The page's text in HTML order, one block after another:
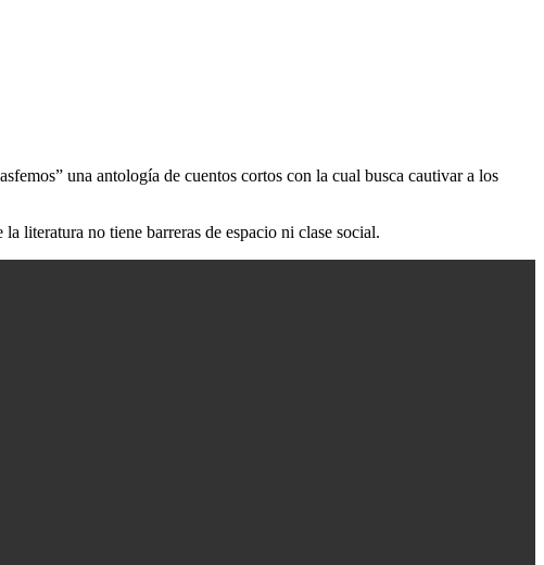
una antología de cuentos cortos con la cual busca cautivar a los
literatura no tiene barreras de espacio ni clase social.